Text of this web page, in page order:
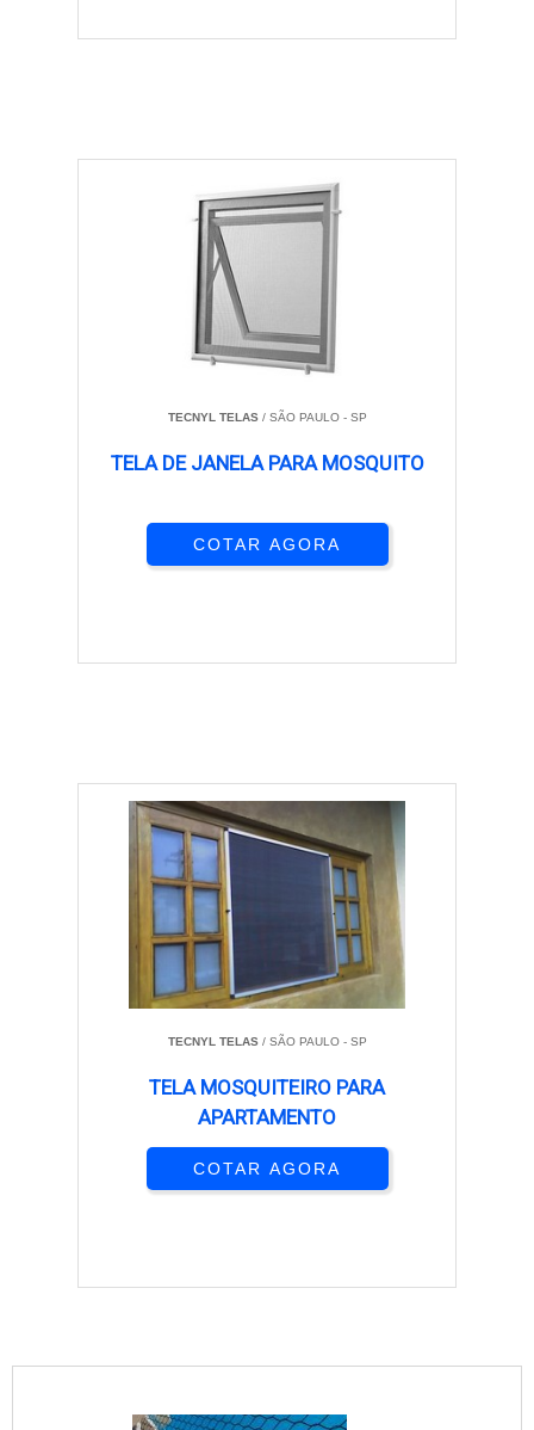
TECNYL TELAS/ SÃO PAULO - SP
TELA DE JANELA PARA MOSQUITO
COTAR AGORA
TECNYL TELAS/ SÃO PAULO - SP
TELA MOSQUITEIRO PARA
APARTAMENTO
COTAR AGORA